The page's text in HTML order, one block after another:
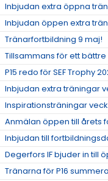
Inbjudan extra öppna
Inbjudan öppen extra
Tränarfortbildning 9 maj!
Tillsammans för ett
P15 redo för SEF Trophy
Inbjudan extra träningar
Inspirationsträningar
Anmälan öppen till årets
Inbjudan till
Degerfors IF bjuder in till
Tränarna för P16